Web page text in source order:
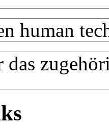
human
das